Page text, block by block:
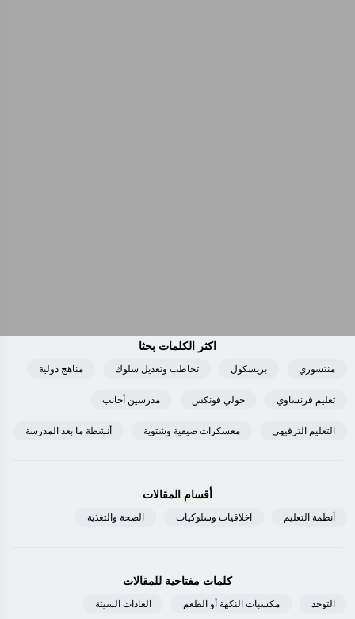
اكثر الكلمات بحثا
منتسوري بريسكول تخاطب وتعديل سلوك مناهج دولية
تعليم فرنساوي جولي فونكس مدرسين أجانب
التعليم الترفيهي معسكرات صيفية وشتوية أنشطة ما بعد المدرسة
أقسام المقالات
أنظمة التعليم اخلاقيات وسلوكيات الصحة والتغذية
كلمات مفتاحية للمقالات
التوحد مكسبات النكهة أو الطعم العادات السيئة